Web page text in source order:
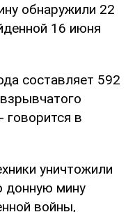
обнаружили 22
16 июня
составляет 592
говорится в
уничтожили
донную мину
войны,